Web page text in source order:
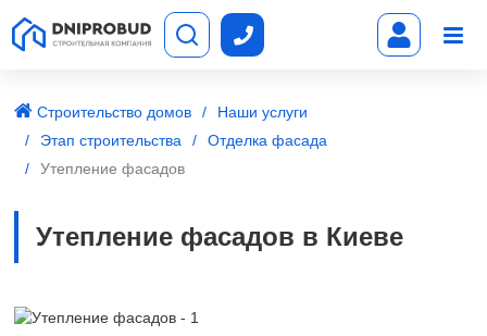
Строительство домов
Наши услуги
Этап строительства
Отделка фасада
Утепление фасадов
Утепление фасадов в Киеве